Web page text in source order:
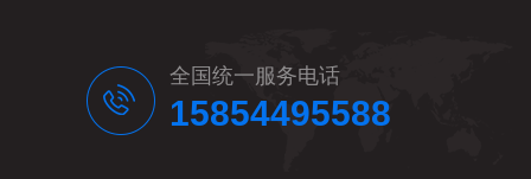
全国统一服务电话
15854495588